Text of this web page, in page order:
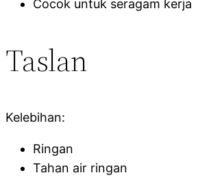
Cocok untuk seragam kerja
Taslan
Kelebihan:
Ringan
Tahan air ringan